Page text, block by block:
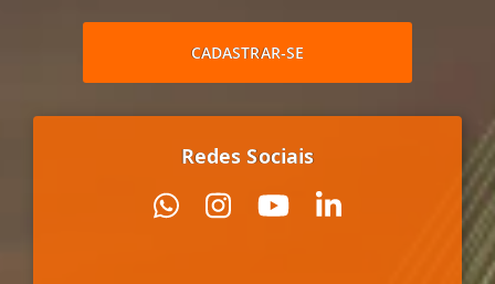
CADASTRAR-SE
Redes Sociais